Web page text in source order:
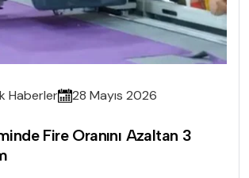
Haberler 28 Mayıs 2026
Fire Oranını Azaltan 3